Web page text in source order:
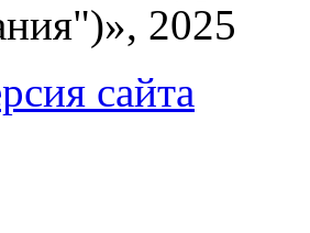
2025
сайта